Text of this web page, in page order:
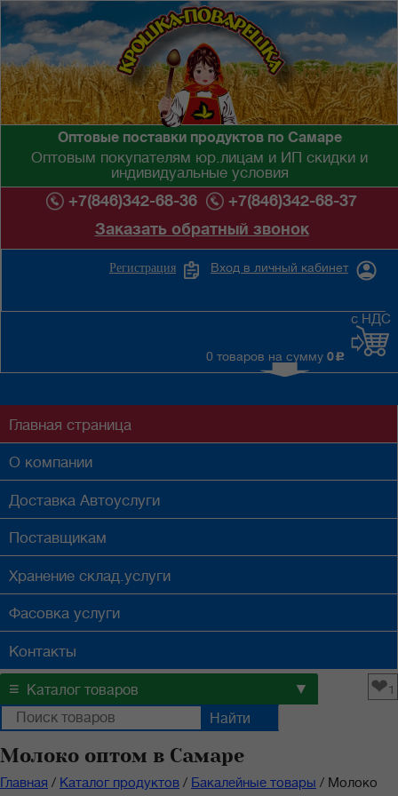
Оптовые поставки продуктов по Самаре
Оптовым покупателям юр.лицам и ИП скидки и
индивидуальные условия
+7(846)342-68-36
+7(846)342-68-37
Заказать обратный звонок
Вход в личный кабинет
Регистрация
0 товаров на сумму 0 c
с НДС
Главная страница
О компании
Доставка Автоуслуги
Поставщикам
Хранение склад.услуги
Фасовка услуги
Контакты
≡ Каталог товаров ▼ ❤1
Молоко оптом в Самаре
Главная / Каталог продуктов / Бакалейные товары / Молоко